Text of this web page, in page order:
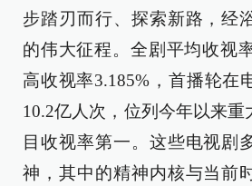
步踏刃而行、探索新路，经
的伟大征程。全剧平均收视
高收视率3.185%，首播轮在
10.2亿人次，位列今年以来重
目收视率第一。这些电视剧
神，其中的精神内核与当前